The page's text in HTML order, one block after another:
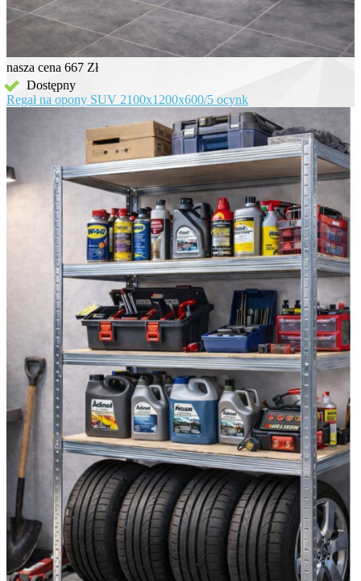
nasza cena 667 Zł
Dostępny
Regał na opony SUV 2100x1200x600/5 ocynk